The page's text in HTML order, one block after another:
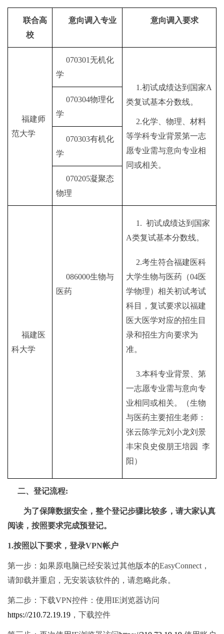
联合高
校
意向调入专业 意向调入要求
福建师
范大学
070301无机化
学
1.初试成绩达到国家A
类复试基本分数线。
2.化学、物理、材料
等学科专业背景第一志
愿专业需与意向专业相
同或相关。
070304物理化
学
070303有机化
学
070205凝聚态
物理
福建医
科大学
086000生物与
医药
1. 初试成绩达到国家
A类复试基本分数线。
2.考生符合福建医科
大学生物与医药（04医
学物理）相关初试考试
科目，复试要求以福建
医大医学对应的招生目
录和招生方向要求为
准。
3.本科专业背景、第
一志愿专业需与意向专
业相同或相关。
（生物
与医药主要招生老师：
张云陈学元刘小龙刘景
丰宋良 史俊朋王培园
李
阳 ）
二、 登记流程:
为了保障数据安全，整个登记步骤比较多，请大家认真
阅读，按照要求完成预登记。
1.按照以下要求，登录VPN帐户
第一步：如果原电脑已经安装过其他版本的EasyConnect，
请卸载并重启，无安装该软件的，请忽略此条。
第二步：下载VPN控件：使用IE浏览器访问
https://210.72.19.19 ，下载控件